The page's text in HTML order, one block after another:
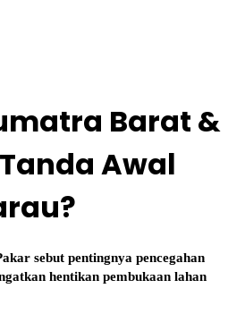
Barat &
Awal
sebut pentingnya pencegahan
hentikan pembukaan lahan